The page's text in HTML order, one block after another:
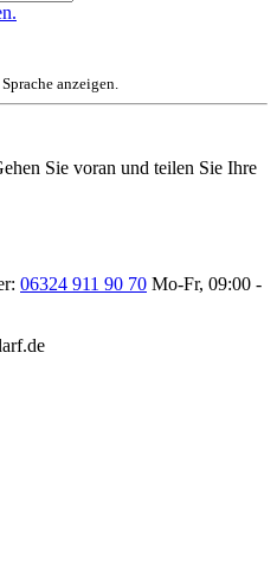
anzeigen.
Sie voran und teilen Sie Ihre
06324 911 90 70 Mo-Fr, 09:00 -